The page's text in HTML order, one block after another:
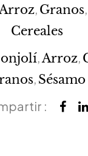
, Granos
Cereales
Arroz
Sésamo
: